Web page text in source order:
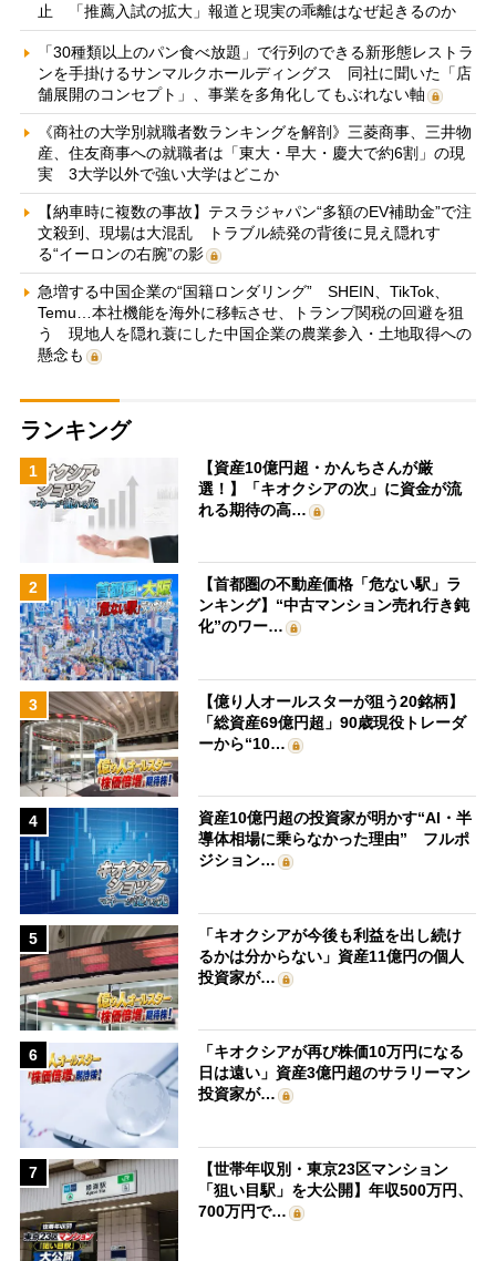
止 「推薦入試の拡大」報道と現実の乖離はなぜ起きるのか
「30種類以上のパン食べ放題」で行列のできる新形態レストラ
ンを手掛けるサンマルクホールディングス 同社に聞いた「店
舗展開のコンセプト」、事業を多角化してもぶれない軸
《商社の大学別就職者数ランキングを解剖》三菱商事、三井物
産、住友商事への就職者は「東大・早大・慶大で約6割」の現
実 3大学以外で強い大学はどこか
【納車時に複数の事故】テスラジャパン“多額のEV補助金”で注
文殺到、現場は大混乱 トラブル続発の背後に見え隠れす
る“イーロンの右腕”の影
急増する中国企業の“国籍ロンダリング” SHEIN、TikTok、
Temu…本社機能を海外に移転させ、トランプ関税の回避を狙
う 現地人を隠れ蓑にした中国企業の農業参入・土地取得への
懸念も
ランキング
1
【資産10億円超・かんちさんが厳
選！】「キオクシアの次」に資金が流
れる期待の高…
2
【首都圏の不動産価格「危ない駅」ラ
ンキング】“中古マンション売れ行き鈍
化”のワー…
3
【億り人オールスターが狙う20銘柄】
「総資産69億円超」90歳現役トレーダ
ーから“10…
4
資産10億円超の投資家が明かす“AI・半
導体相場に乗らなかった理由” フルポ
ジション…
5
「キオクシアが今後も利益を出し続け
るかは分からない」資産11億円の個人
投資家が…
6
「キオクシアが再び株価10万円になる
日は遠い」資産3億円超のサラリーマン
投資家が…
7
【世帯年収別・東京23区マンション
「狙い目駅」を大公開】年収500万円、
700万円で…